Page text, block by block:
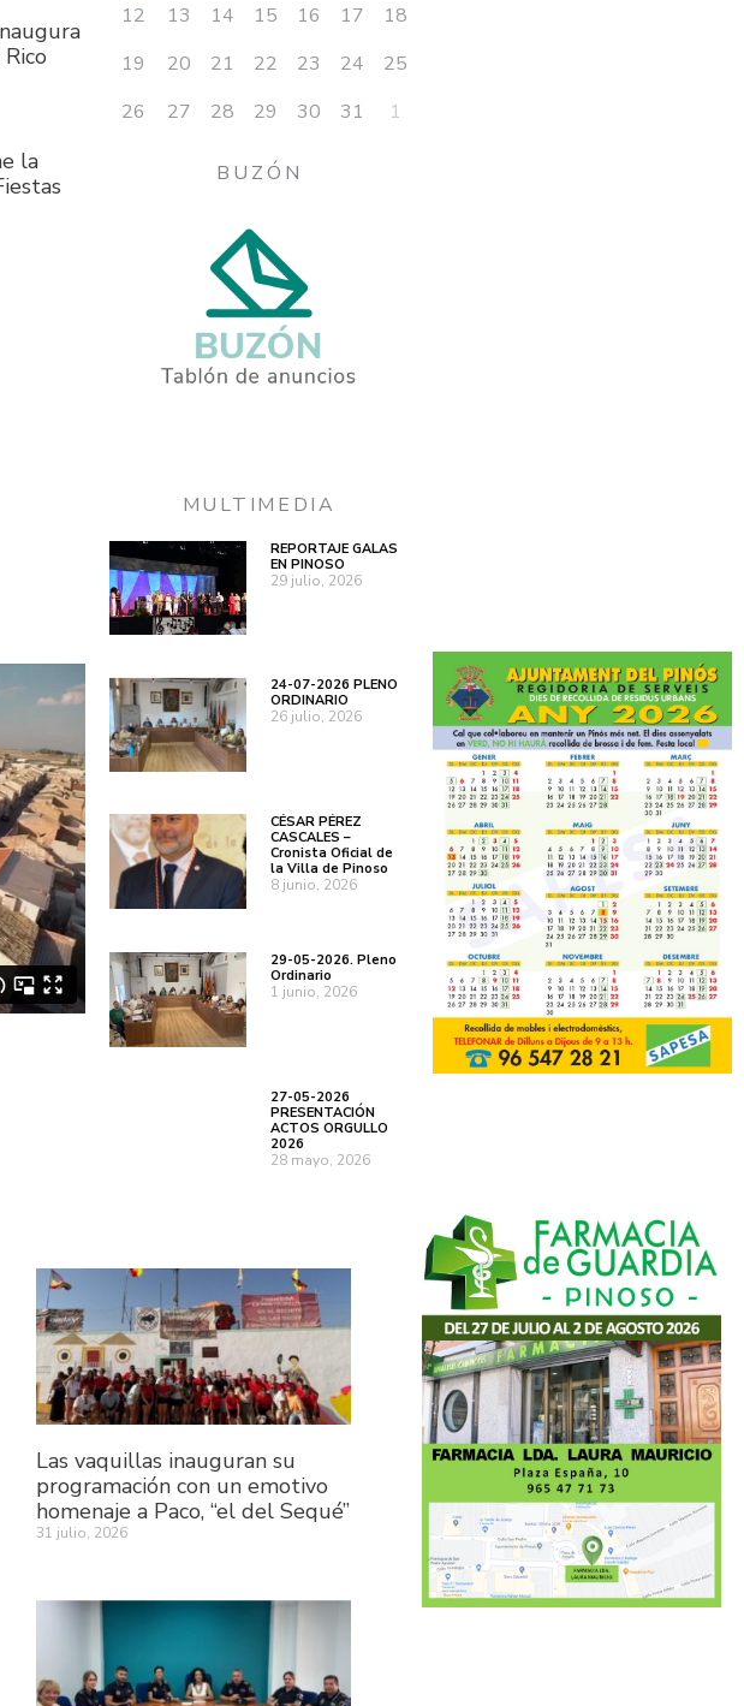
la
12
13 14 15 16 17
18
19
20 21 22 23 24
25
26
27 28 29 30 31 1
BUZÓN
MULTIMEDIA
REPORTAJE GALAS
EN PINOSO
29 julio, 2026
24-07-2026 PLENO
ORDINARIO
26 julio, 2026
CÉSAR PÉREZ
CASCALES –
Cronista Oficial de
la Villa de Pinoso
8 junio, 2026
29-05-2026. Pleno
Ordinario
1 junio, 2026
27-05-2026
PRESENTACIÓN
ACTOS ORGULLO
2026
28 mayo, 2026
Las vaquillas inauguran su
programación con un emotivo
homenaje a Paco, “el del Sequé”
31 julio, 2026